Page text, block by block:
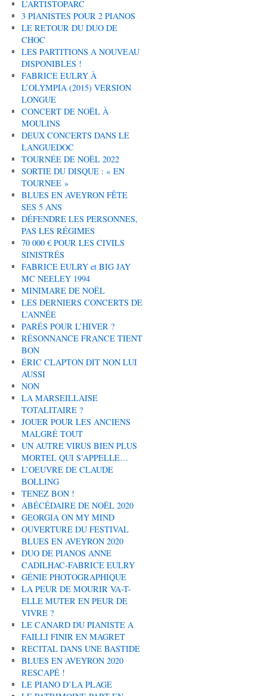
L’ARTISTOPARC
3 PIANISTES POUR 2 PIANOS
LE RETOUR DU DUO DE
CHOC
LES PARTITIONS A NOUVEAU
DISPONIBLES !
FABRICE EULRY À
L’OLYMPIA (2015) VERSION
LONGUE
CONCERT DE NOËL À
MOULINS
DEUX CONCERTS DANS LE
LANGUEDOC
TOURNÉE DE NOËL 2022
SORTIE DU DISQUE : « EN
TOURNEE »
BLUES EN AVEYRON FÊTE
SES 5 ANS
DÉFENDRE LES PERSONNES,
PAS LES RÉGIMES
70 000 € POUR LES CIVILS
SINISTRÉS
FABRICE EULRY et BIG JAY
MC NEELEY 1994
MINIMARE DE NOËL
LES DERNIERS CONCERTS DE
L’ANNÉE
PARÉS POUR L’HIVER ?
RÉSONNANCE FRANCE TIENT
BON
ÉRIC CLAPTON DIT NON LUI
AUSSI
NON
LA MARSEILLAISE
TOTALITAIRE ?
JOUER POUR LES ANCIENS
MALGRÉ TOUT
UN AUTRE VIRUS BIEN PLUS
MORTEL QUI S’APPELLE…
L’OEUVRE DE CLAUDE
BOLLING
TENEZ BON !
ABÉCÉDAIRE DE NOËL 2020
GEORGIA ON MY MIND
OUVERTURE DU FESTIVAL
BLUES EN AVEYRON 2020
DUO DE PIANOS ANNE
CADILHAC-FABRICE EULRY
GÉNIE PHOTOGRAPHIQUE
LA PEUR DE MOURIR VA-T-
ELLE MUTER EN PEUR DE
VIVRE ?
LE CANARD DU PIANISTE A
FAILLI FINIR EN MAGRET
RECITAL DANS UNE BASTIDE
BLUES EN AVEYRON 2020
RESCAPÉ !
LE PIANO D’LA PLAGE